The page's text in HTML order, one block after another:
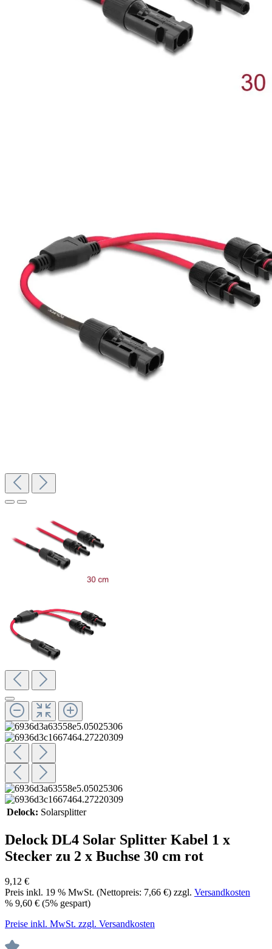
Delock: Solarsplitter
Delock DL4 Solar Splitter Kabel 1 x
Stecker zu 2 x Buchse 30 cm rot
9,12 €
Preis inkl. 19 % MwSt. (Nettopreis: 7,66 €) zzgl. Versandkosten
% 9,60 € (5% gespart)
Preise inkl. MwSt. zzgl. Versandkosten